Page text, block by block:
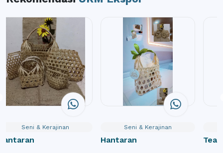
Seni & Kerajinan Seni & Kerajinan
Hantaran